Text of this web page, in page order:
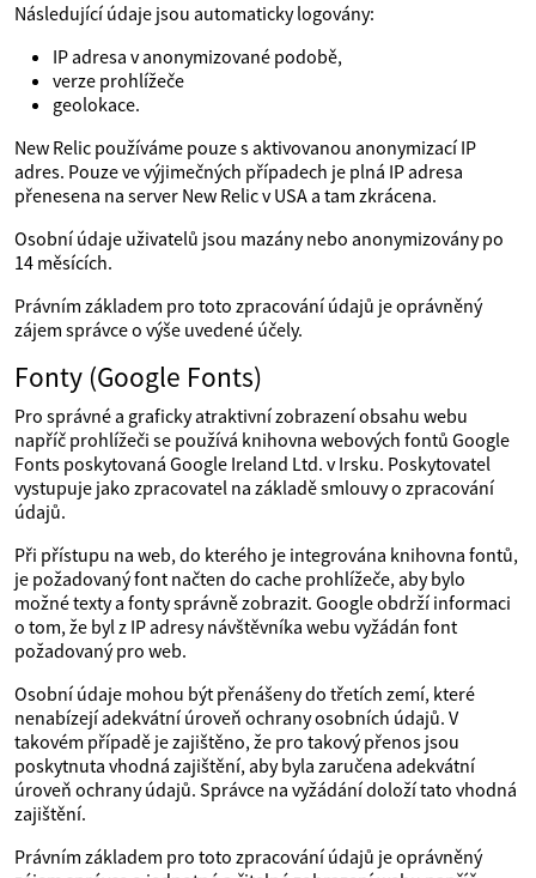
Následující údaje jsou automaticky logovány:
IP adresa v anonymizované podobě,
verze prohlížeče
geolokace.
New Relic používáme pouze s aktivovanou anonymizací IP
adres. Pouze ve výjimečných případech je plná IP adresa
přenesena na server New Relic v USA a tam zkrácena.
Osobní údaje uživatelů jsou mazány nebo anonymizovány po
14 měsících.
Právním základem pro toto zpracování údajů je oprávněný
zájem správce o výše uvedené účely.
Fonty (Google Fonts)
Pro správné a graficky atraktivní zobrazení obsahu webu
napříč prohlížeči se používá knihovna webových fontů Google
Fonts poskytovaná Google Ireland Ltd. v Irsku. Poskytovatel
vystupuje jako zpracovatel na základě smlouvy o zpracování
údajů.
Při přístupu na web, do kterého je integrována knihovna fontů,
je požadovaný font načten do cache prohlížeče, aby bylo
možné texty a fonty správně zobrazit. Google obdrží informaci
o tom, že byl z IP adresy návštěvníka webu vyžádán font
požadovaný pro web.
Osobní údaje mohou být přenášeny do třetích zemí, které
nenabízejí adekvátní úroveň ochrany osobních údajů. V
takovém případě je zajištěno, že pro takový přenos jsou
poskytnuta vhodná zajištění, aby byla zaručena adekvátní
úroveň ochrany údajů. Správce na vyžádání doloží tato vhodná
zajištění.
Právním základem pro toto zpracování údajů je oprávněný